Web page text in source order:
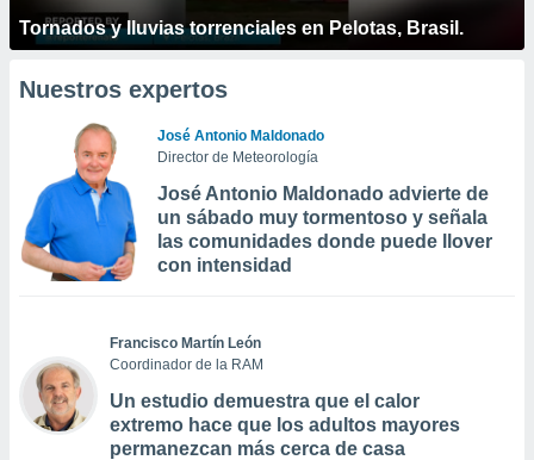
Tornados y lluvias torrenciales en Pelotas, Brasil.
Nuestros expertos
José Antonio Maldonado
Director de Meteorología
José Antonio Maldonado advierte de
un sábado muy tormentoso y señala
las comunidades donde puede llover
con intensidad
Francisco Martín León
Coordinador de la RAM
Un estudio demuestra que el calor
extremo hace que los adultos mayores
permanezcan más cerca de casa